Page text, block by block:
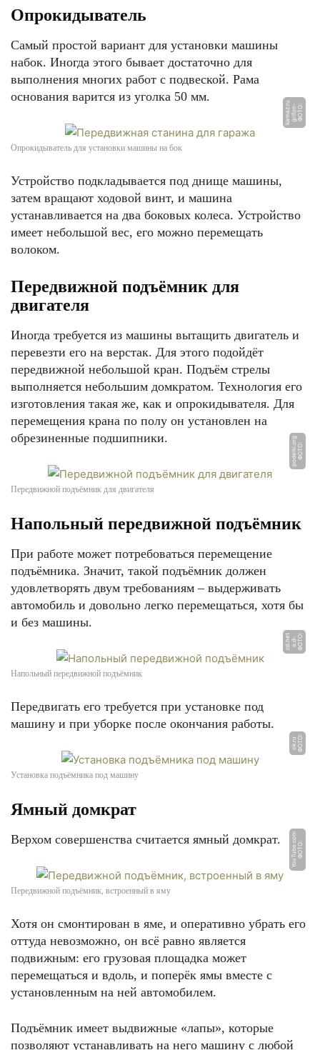
Опрокидыватель
Самый простой вариант для установки машины
набок. Иногда этого бывает достаточно для
выполнения многих работ с подвеской. Рама
основания варится из уголка 50 мм.
Ф
О
Т
О:
g
ri
f
o
n
-
k
a
m
a
z.
r
u
Опрокидыватель для установки машины на бок
Устройство подкладывается под днище машины,
затем вращают ходовой винт, и машина
устанавливается на два боковых колеса. Устройство
имеет небольшой вес, его можно перемещать
волоком.
Передвижной подъёмник для
двигателя
Иногда требуется из машины вытащить двигатель и
перевезти его на верстак. Для этого подойдёт
передвижной небольшой кран. Подъём стрелы
выполняется небольшим домкратом. Технология его
изготовления такая же, как и опрокидывателя. Для
перемещения крана по полу он установлен на
обрезиненные подшипники.
Ф
О
Т
О:
p
o
d
el
ki.
o
r
g
Передвижной подъёмник для двигателя
Напольный передвижной подъёмник
При работе может потребоваться перемещение
подъёмника. Значит, такой подъёмник должен
удовлетворять двум требованиям – выдерживать
автомобиль и довольно легко перемещаться, хотя бы
и без машины.
Ф
О
Т
О:
a.
d
-c
d.
n
e
t
Напольный передвижной подъёмник
Передвигать его требуется при установке под
машину и при уборке после окончания работы.
Ф
О
Т
О:
o
k.
r
u
Установка подъёмника под машину
Ямный домкрат
Верхом совершенства считается ямный домкрат.
Ф
О
Т
О:
Y
o
u
T
u
b
e.
c
o
m
Передвижной подъёмник, встроенный в яму
Хотя он смонтирован в яме, и оперативно убрать его
оттуда невозможно, он всё равно является
подвижным: его грузовая площадка может
перемещаться и вдоль, и поперёк ямы вместе с
установленным на ней автомобилем.
Подъёмник имеет выдвижные «лапы», которые
позволяют устанавливать на него машину с любой